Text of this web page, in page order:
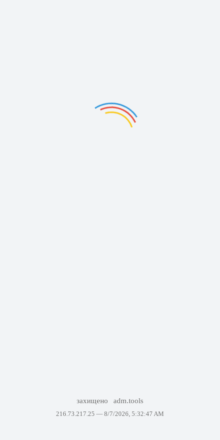
захищено adm.tools
216.73.217.25 — 8/7/2026, 5:32:47 AM